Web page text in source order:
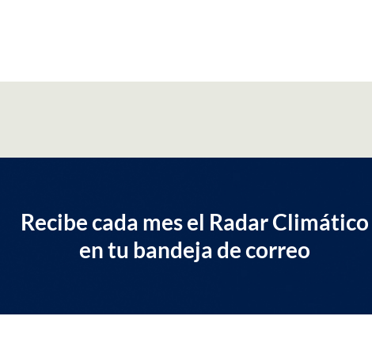
Recibe cada mes el Radar Climático
en tu bandeja de correo